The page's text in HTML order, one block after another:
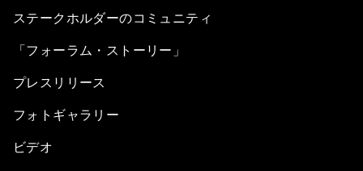
ステークホルダーのコミュニティ
「フォーラム・ストーリー」
プレスリリース
フォトギャラリー
ビデオ